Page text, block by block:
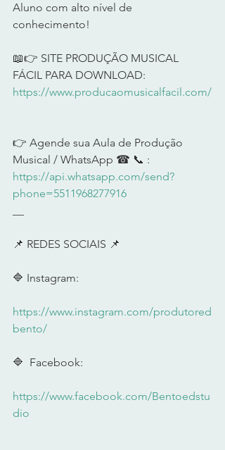
Aluno com alto nível de
conhecimento!
📖👉 SITE PRODUÇÃO MUSICAL
FÁCIL PARA DOWNLOAD:
https://www.producaomusicalfacil.com/
👉 Agende sua Aula de Produção
Musical / WhatsApp ☎ 📞 :
https://api.whatsapp.com/send?
phone=5511968277916
📌 REDES SOCIAIS 📌
🔷 Instagram:
https://www.instagram.com/produtored
bento/
🔷  Facebook:
https://www.facebook.com/Bentoedstu
dio